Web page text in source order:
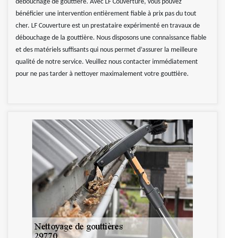
débouchage de gouttière. Avec LF Couverture, vous pouvez
bénéficier une intervention entièrement fiable à prix pas du tout
cher. LF Couverture est un prestataire expérimenté en travaux de
débouchage de la gouttière. Nous disposons une connaissance fiable
et des matériels suffisants qui nous permet d’assurer la meilleure
qualité de notre service. Veuillez nous contacter immédiatement
pour ne pas tarder à nettoyer maximalement votre gouttière.